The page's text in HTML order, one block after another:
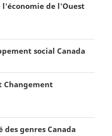
de l'Ouest
social Canada
genres Canada